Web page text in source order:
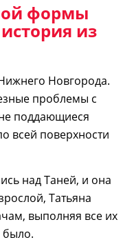
формы
из
Новгорода.
проблемы с
поддающиеся
всей поверхности
надТаней, и она
Татьяна
выполняя все их
было.